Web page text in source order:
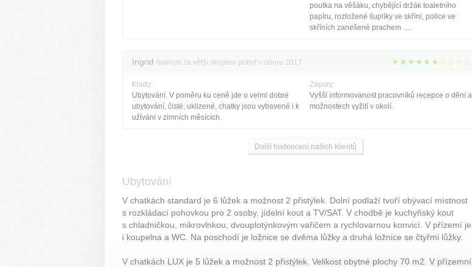
poutka na věšáku, chybějící držák toaletního
papíru, rozložené šuplíky ve skříni, police ve
skříních zanešené prachem .....
Ingrid hodnotí za větší skupinu pobyt v únoru 2017 ★★★★★★☆☆☆☆
Klady:
Ubytování. V poměru ku ceně jde o velmi dobré
ubytování, čisté, uklizené, chatky jsou vybavené i k
užívání v zimních měsících.
Zápory:
Vyšší informovanost pracovníků recepce o dění a
možnostech vyžití v okolí.
Další hodnocení našich klientů
Ubytování
V chatkách standard je 6 lůžek a možnost 2 přistýlek. Dolní podlaží tvoří obývací místnost
s rozkládací pohovkou pro 2 osoby, jídelní kout a TV/SAT. V chodbě je kuchyňský kout
s chladničkou, mikrovlnkou, dvouplotýnkovým vařičem a rychlovarnou konvicí. V přízemí je
i koupelna a WC. Na poschodí je ložnice se dvěma lůžky a druhá ložnice se čtyřmi lůžky.
V chatkách LUX je 5 lůžek a možnost 2 přistýlek. Velikost obytné plochy 70 m2. V přízemní